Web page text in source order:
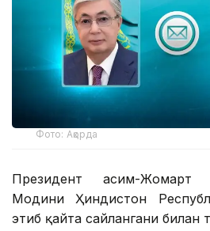
Фото: Ақорда
Президент Қасим-
Модини Ҳиндистон
этиб қайта сайлангани билан